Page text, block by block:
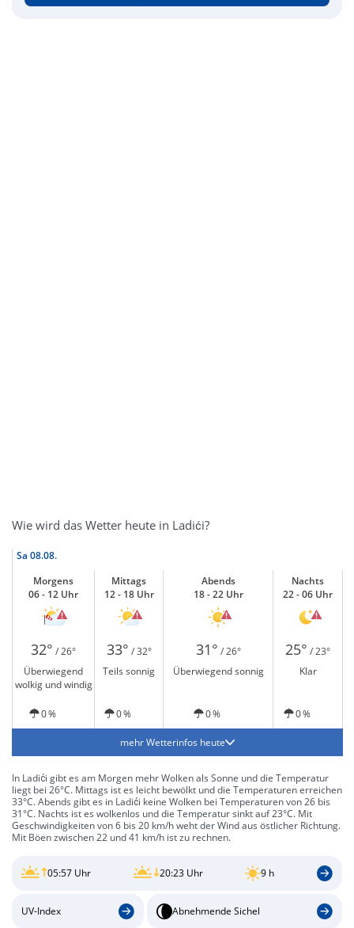
Wie wird das Wetter heute in Ladići?
Sa 08.08.
Morgens
06 - 12 Uhr
Mittags
12 - 18 Uhr
Abends
18 - 22 Uhr
Nachts
22 - 06 Uhr
32° / 26° 33° / 32° 31° / 26° 25° / 23°
Überwiegend
wolkig und windig
Teils sonnig Überwiegend sonnig Klar
0 % 0 % 0 % 0 %
mehr Wetterinfos heute
In Ladići gibt es am Morgen mehr Wolken als Sonne und die Temperatur
liegt bei 26°C. Mittags ist es leicht bewölkt und die Temperaturen erreichen
33°C. Abends gibt es in Ladići keine Wolken bei Temperaturen von 26 bis
31°C. Nachts ist es wolkenlos und die Temperatur sinkt auf 23°C. Mit
Geschwindigkeiten von 6 bis 20 km/h weht der Wind aus östlicher Richtung.
Mit Böen zwischen 22 und 41 km/h ist zu rechnen.
05:57 Uhr 20:23 Uhr 9 h
UV-Index Abnehmende Sichel